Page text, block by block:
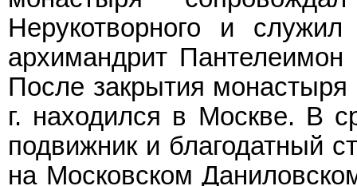
Нерукотворного и
архимандрит Пантелеимон
После закрытия
г. находился в Москве. В
подвижник и благодатный
на Московском